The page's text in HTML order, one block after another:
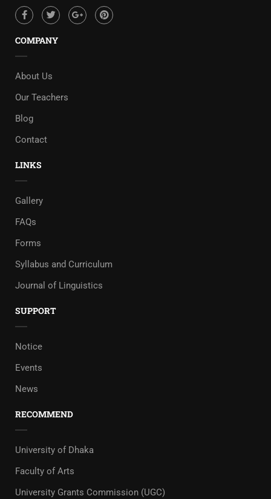
COMPANY
About Us
Our Teachers
Blog
Contact
LINKS
Gallery
FAQs
Forms
Syllabus and Curriculum
Journal of Linguistics
SUPPORT
Notice
Events
News
RECOMMEND
University of Dhaka
Faculty of Arts
University Grants Commission (UGC)